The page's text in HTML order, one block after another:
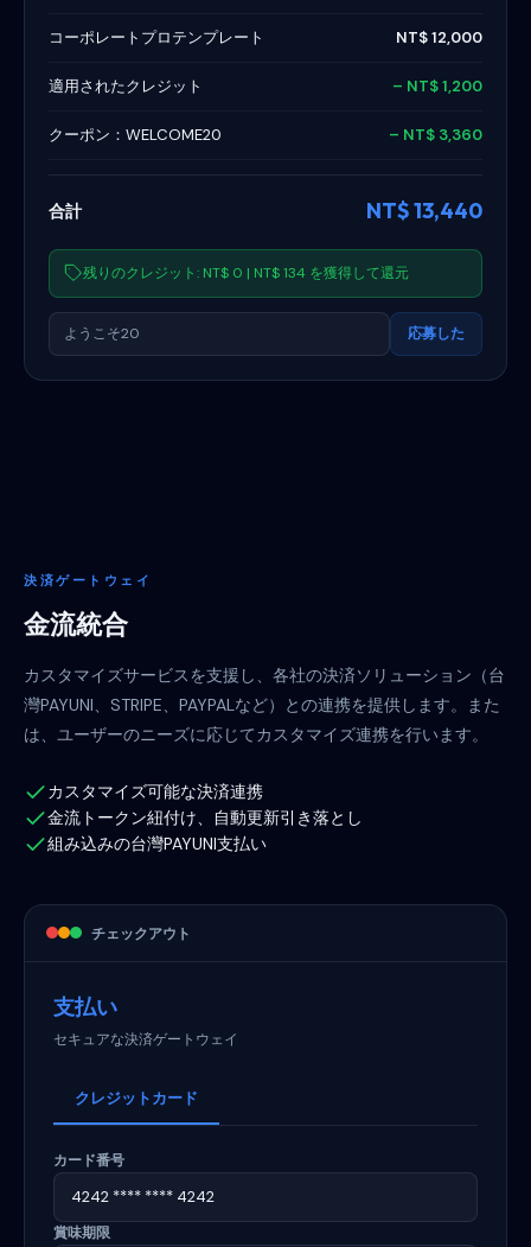
コーポレートプロテンプレート NT$ 12,000
適用されたクレジット – NT$ 1,200
クーポン：WELCOME20 – NT$ 3,360
合計 NT$ 13,440
残りのクレジット: NT$ 0 | NT$ 134 を獲得して還元
ようこそ20 応募した
決済ゲートウェイ
金流統合
カスタマイズサービスを支援し、各社の決済ソリューション（台
灣PAYUNI、STRIPE、PAYPALなど）との連携を提供します。また
は、ユーザーのニーズに応じてカスタマイズ連携を行います。
カスタマイズ可能な決済連携
金流トークン紐付け、自動更新引き落とし
組み込みの台灣PAYUNI支払い
チェックアウト
支払い
セキュアな決済ゲートウェイ
クレジットカード
カード番号
4242 **** **** 4242
賞味期限